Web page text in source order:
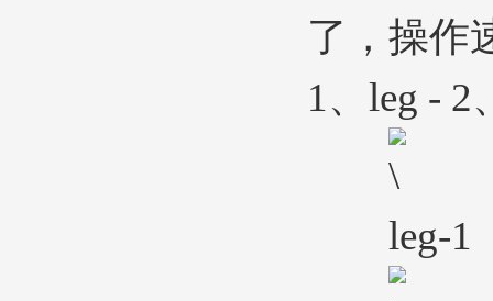
了，操作
1、leg - 2
leg-1